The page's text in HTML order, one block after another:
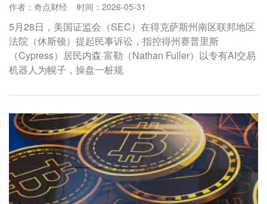
作者：奇点财经 时间：2026-05-31
5月28日，美国证监会（SEC）在得克萨斯州南区联邦地区
法院（休斯顿）提起民事诉讼，指控得州赛普里斯
（Cypress）居民内森·富勒（Nathan Fuller）以专有AI交易
机器人为幌子，操盘一桩规